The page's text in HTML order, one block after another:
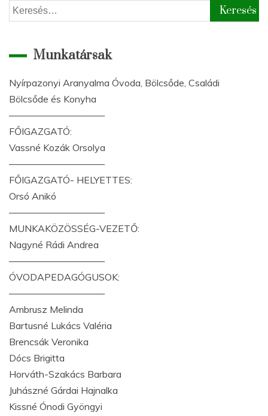
Keresés:
Munkatársak
Nyírpazonyi Aranyalma Óvoda, Bölcsőde, Családi
Bölcsőde és Konyha
——————————
FŐIGAZGATÓ:
Vassné Kozák Orsolya
——————————
FŐIGAZGATÓ- HELYETTES:
Orsó Anikó
——————————
MUNKAKÖZÖSSÉG-VEZETŐ:
Nagyné Rádi Andrea
——————————
ÓVODAPEDAGÓGUSOK:
——————————
Ambrusz Melinda
Bartusné Lukács Valéria
Brencsák Veronika
Dócs Brigitta
Horváth-Szakács Barbara
Juhászné Gárdai Hajnalka
Kissné Ónodi Gyöngyi